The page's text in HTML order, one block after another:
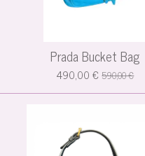
Prada Bucket Bag
490,00 € 590,00 €